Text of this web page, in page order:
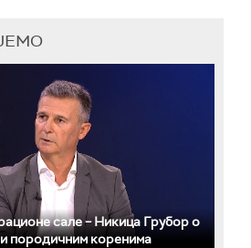
сале – Никица Грубор о
и породичним коренима